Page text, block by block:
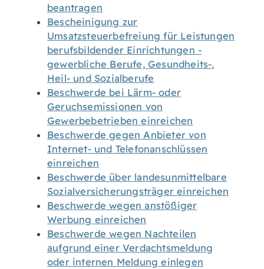
beantragen
Bescheinigung zur
Umsatzsteuerbefreiung für Leistungen
berufsbildender Einrichtungen -
gewerbliche Berufe, Gesundheits-,
Heil- und Sozialberufe
Beschwerde bei Lärm- oder
Geruchsemissionen von
Gewerbebetrieben einreichen
Beschwerde gegen Anbieter von
Internet- und Telefonanschlüssen
einreichen
Beschwerde über landesunmittelbare
Sozialversicherungsträger einreichen
Beschwerde wegen anstößiger
Werbung einreichen
Beschwerde wegen Nachteilen
aufgrund einer Verdachtsmeldung
oder internen Meldung einlegen